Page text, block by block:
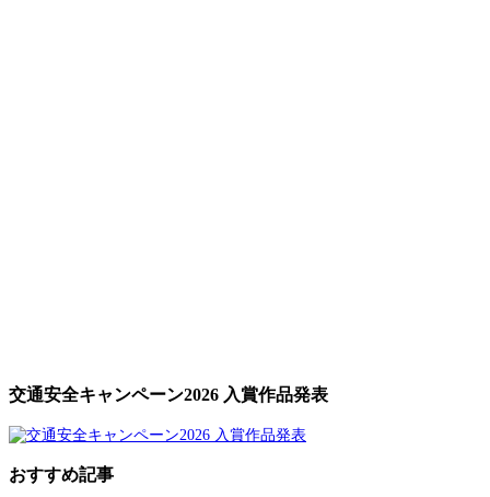
交通安全キャンペーン2026 入賞作品発表
おすすめ記事